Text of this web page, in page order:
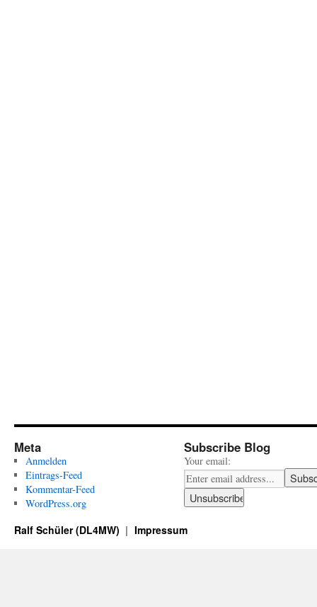
Meta
Anmelden
Eintrags-Feed
Kommentar-Feed
WordPress.org
Subscribe Blog
Your email:
Ralf Schüler (DL4MW) Impressum